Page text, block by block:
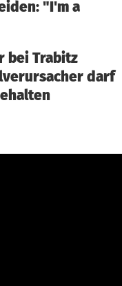
"I'm a
bei Trabitz
darf